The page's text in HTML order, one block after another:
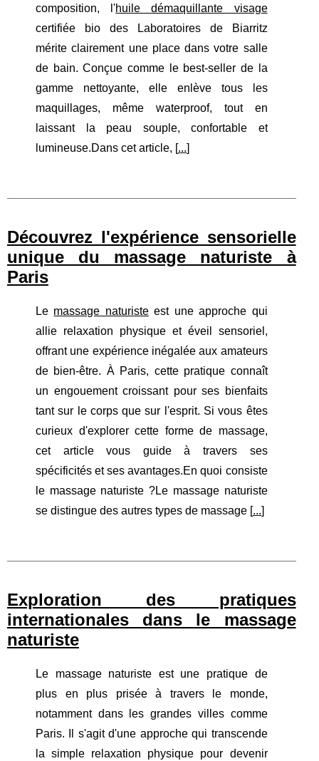
composition, l'huile démaquillante visage
certifiée bio des Laboratoires de Biarritz
mérite clairement une place dans votre salle
de bain. Conçue comme le best-seller de la
gamme nettoyante, elle enlève tous les
maquillages, même waterproof, tout en
laissant la peau souple, confortable et
lumineuse.Dans cet article, [...]
Découvrez l'expérience sensorielle
unique du massage naturiste à
Paris
Le massage naturisteest une approche qui
allie relaxation physique et éveil sensoriel,
offrant une expérience inégalée aux amateurs
de bien-être. À Paris, cette pratique connaît
un engouement croissant pour ses bienfaits
tant sur le corps que sur l'esprit. Si vous êtes
curieux d'explorer cette forme de massage,
cet article vous guide à travers ses
spécificités et ses avantages.En quoi consiste
le massage naturiste ?Le massage naturiste
se distingue des autres types de massage [...]
Exploration des pratiques
internationales dans le massage
naturiste
Le massage naturiste est une pratique de
plus en plus prisée à travers le monde,
notamment dans les grandes villes comme
Paris. Il s'agit d'une approche qui transcende
la simple relaxation physique pour devenir